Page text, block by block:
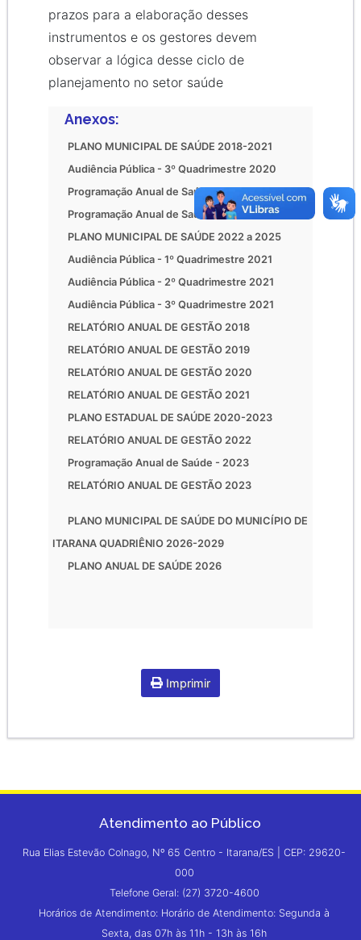
prazos para a elaboração desses
instrumentos e os gestores devem
observar a lógica desse ciclo de
planejamento no setor saúde
Anexos:
PLANO MUNICIPAL DE SAÚDE 2018-2021
Audiência Pública - 3º Quadrimestre 2020
Programação Anual de Saúde - 2021
Programação Anual de Saúde - 2022
PLANO MUNICIPAL DE SAÚDE 2022 a 2025
Audiência Pública - 1º Quadrimestre 2021
Audiência Pública - 2º Quadrimestre 2021
Audiência Pública - 3º Quadrimestre 2021
RELATÓRIO ANUAL DE GESTÃO 2018
RELATÓRIO ANUAL DE GESTÃO 2019
RELATÓRIO ANUAL DE GESTÃO 2020
RELATÓRIO ANUAL DE GESTÃO 2021
PLANO ESTADUAL DE SAÚDE 2020-2023
RELATÓRIO ANUAL DE GESTÃO 2022
Programação Anual de Saúde - 2023
RELATÓRIO ANUAL DE GESTÃO 2023
PLANO MUNICIPAL DE SAÚDE DO MUNICÍPIO DE
ITARANA QUADRIÊNIO 2026-2029
PLANO ANUAL DE SAÚDE 2026
Imprimir
Atendimento ao Público
Rua Elias Estevão Colnago, Nº 65 Centro - Itarana/ES | CEP: 29620-
000
Telefone Geral: (27) 3720-4600
Horários de Atendimento: Horário de Atendimento: Segunda à
Sexta, das 07h às 11h - 13h às 16h